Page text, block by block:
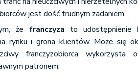
jest dość trudnym zadaniem.
że franczyza to udostępnienie
rynku i grona klientów. Może się
franczyzobiorca
patronem.